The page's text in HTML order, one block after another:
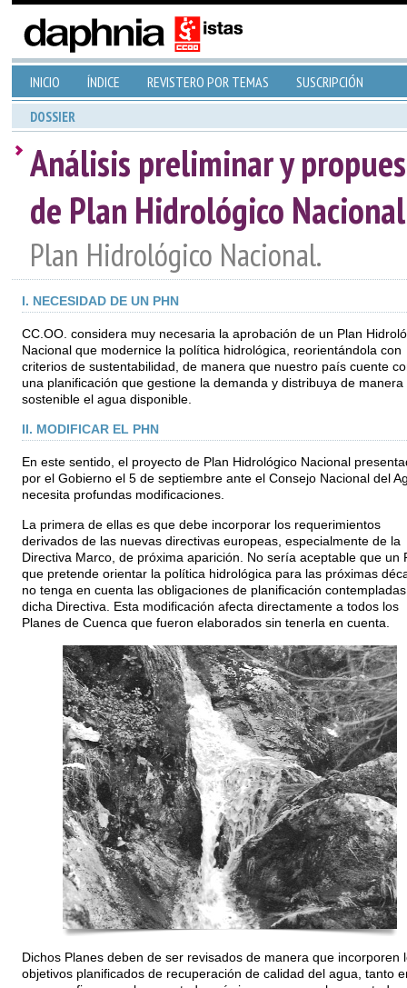
INICIO ÍNDICE REVISTERO POR TEMAS SUSCRIPCIÓN
DOSSIER
Análisis preliminar y
de Plan Hidrológico Nacional
Plan Hidrológico Nacional.
I. NECESIDAD DE UN PHN
CC.OO. considera muy necesaria la aprobación de un Plan
Nacional que modernice la política hidrológica, reorientándola con
criterios de sustentabilidad, de manera que nuestro país cuente
una planificación que gestione la demanda y distribuya de manera
sostenible el agua disponible.
II. MODIFICAR EL PHN
En este sentido, el proyecto de Plan Hidrológico Nacional
por el Gobierno el 5 de septiembre ante el Consejo Nacional del
necesita profundas modificaciones.
La primera de ellas es que debe incorporar los requerimientos
derivados de las nuevas directivas europeas, especialmente de la
Directiva Marco, de próxima aparición. No sería aceptable que un
que pretende orientar la política hidrológica para las próximas
no tenga en cuenta las obligaciones de planificación
dicha Directiva. Esta modificación afecta directamente a todos los
Planes de Cuenca que fueron elaborados sin tenerla en cuenta.
Dichos Planes deben de ser revisados de manera que incorporen
objetivos planificados de recuperación de calidad del agua, tanto